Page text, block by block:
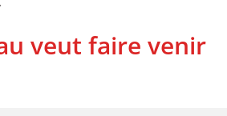
veut faire venir